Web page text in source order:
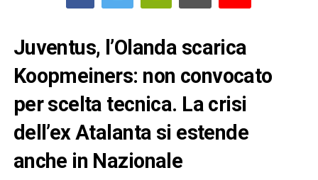
Juventus, l’Olanda scarica
Koopmeiners: non convocato
per scelta tecnica. La crisi
dell’ex Atalanta si estende
anche in Nazionale